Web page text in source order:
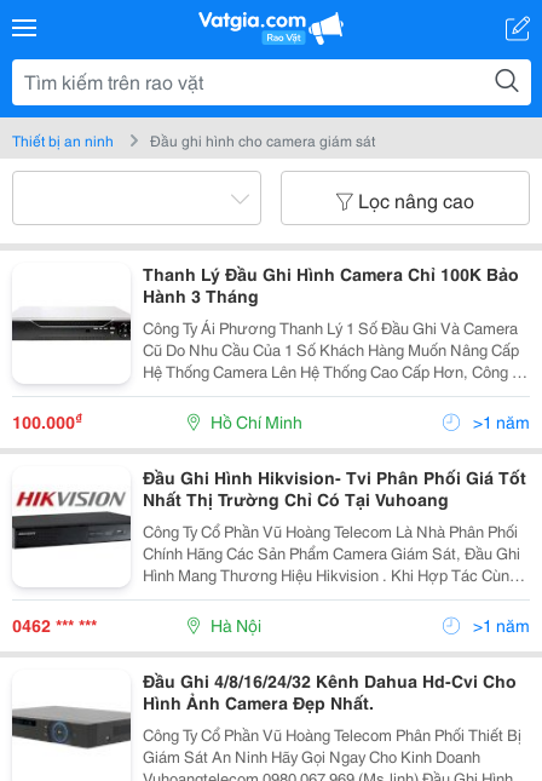
Thiết bị an ninh Đầu ghi hình cho camera giám sát
Lọc nâng cao
Thanh Lý Đầu Ghi Hình Camera Chỉ 100K Bảo
Hành 3 Tháng
Công Ty Ái Phương Thanh Lý 1 Số Đầu Ghi Và Camera
Cũ Do Nhu Cầu Của 1 Số Khách Hàng Muốn Nâng Cấp
Hệ Thống Camera Lên Hệ Thống Cao Cấp Hơn, Công Ty
Đã Thu Hồi 1 Số Đầu Ghi, Camera Về Và Thanh Lý Với
Giá Rẻ Cho Những Khách Hàng Đang Sử Dụng Hệ Thốn
100.000₫ Hồ Chí Minh >1 năm
Đầu Ghi Hình Hikvision- Tvi Phân Phối Giá Tốt
Nhất Thị Trường Chỉ Có Tại Vuhoang
Công Ty Cổ Phần Vũ Hoàng Telecom Là Nhà Phân Phối
Chính Hãng Các Sản Phẩm Camera Giám Sát, Đầu Ghi
Hình Mang Thương Hiệu Hikvision . Khi Hợp Tác Cùng
Hikvision Và Vuhoangtelecom, Quý Đại Lý Sẽ Nhận
Được Sự Hỗ Trợ Tốt Nhất Cùng Những Sản Phẩm Uy
0462 *** *** Hà Nội >1 năm
Đầu Ghi 4/8/16/24/32 Kênh Dahua Hd-Cvi Cho
Hình Ảnh Camera Đẹp Nhất.
Công Ty Cổ Phần Vũ Hoàng Telecom Phân Phối Thiết Bị
Giám Sát An Ninh Hãy Gọi Ngay Cho Kinh Doanh